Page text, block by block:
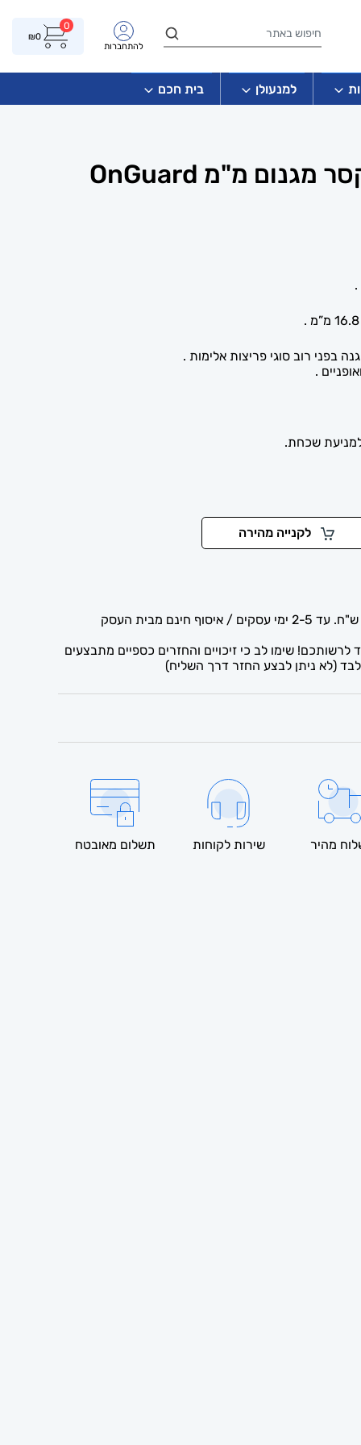
להתחברות
0
₪0
למנעולן בית חכם
מנעול פרסה בוקסר מגנום מ"מ OnGuard
בפני רוב סוגי פריצות אלימות .
שכחת.
לקנייה מהירה
לרשותכם! שימו לב כי זיכויים והחזרים כספיים מתבצעים
(לא ניתן לבצע החזר דרך השליח)
מהיר שירות לקוחות תשלום מאובטח